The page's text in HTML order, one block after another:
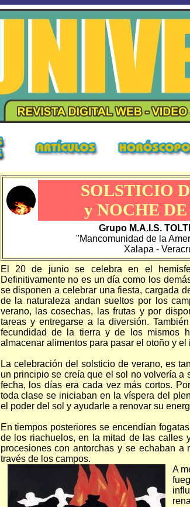
SOLSTICIO
y NOCHE
Grupo M.A.I.S.
"Mancomunidad de la
Xalapa -
El 20 de junio se celebra en el
Definitivamente no es un día como los
se disponen a celebrar una fiesta, cargada
de la naturaleza andan sueltos por los
verano, las cosechas, las frutas y por
tareas y entregarse a la diversión.
fecundidad de la tierra y de los mismos
almacenar alimentos para pasar el otoño y el
La celebración del solsticio de verano, es
un principio se creía que el sol no volvería a
fecha, los días era cada vez más cortos.
toda clase se iniciaban en la víspera del
el poder del sol y ayudarle a renovar su
En tiempos posteriores se encendían
de los riachuelos, en la mitad de las calles
procesiones con antorchas y se echaban
través de los campos.
A